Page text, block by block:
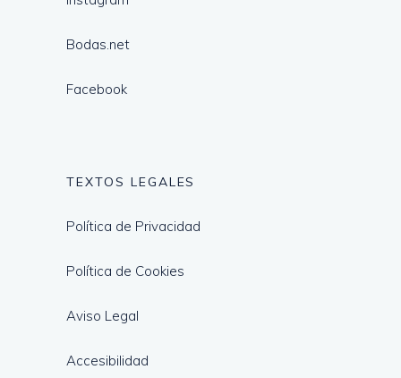
Bodas.net
Facebook
TEXTOS LEGALES
Política de Privacidad
Política de Cookies
Aviso Legal
Accesibilidad